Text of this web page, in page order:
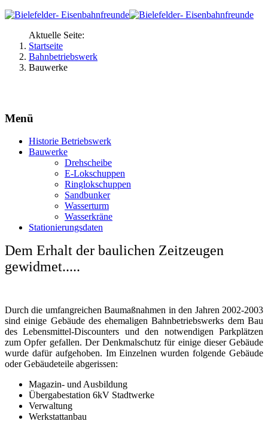
Aktuelle Seite:
Startseite
Bahnbetriebswerk
Bauwerke
Menü
Historie Betriebswerk
Bauwerke
Drehscheibe
E-Lokschuppen
Ringlokschuppen
Sandbunker
Wasserturm
Wasserkräne
Stationierungsdaten
Dem Erhalt der baulichen Zeitzeugen
gewidmet.....
Durch die umfangreichen Baumaßnahmen in den Jahren 2002-2003
sind einige Gebäude des ehemaligen Bahnbetriebswerks dem Bau
des Lebensmittel-Discounters und den notwendigen Parkplätzen
zum Opfer gefallen. Der Denkmalschutz für einige dieser Gebäude
wurde dafür aufgehoben. Im Einzelnen wurden folgende Gebäude
oder Gebäudeteile abgerissen:
Magazin- und Ausbildung
Übergabestation 6kV Stadtwerke
Verwaltung
Werkstattanbau